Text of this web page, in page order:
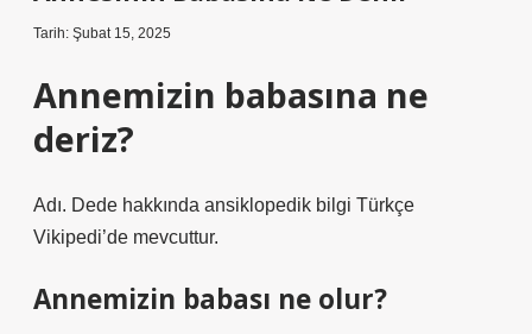
Tarih: Şubat 15, 2025
Annemizin babasına ne
deriz?
Adı. Dede hakkında ansiklopedik bilgi Türkçe
Vikipedi’de mevcuttur.
Annemizin babası ne olur?